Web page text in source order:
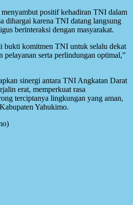
positif kehadiran TNI dalam
dihargai karena TNI datang langsung
berinteraksi dengan masyarakat.
bukti komitmen TNI untuk selalu dekat
pelayanan serta perlindungan optimal,”
sinergi antara TNI Angkatan Darat
erat, memperkuat rasa
terciptanya lingkungan yang aman,
Yahukimo.